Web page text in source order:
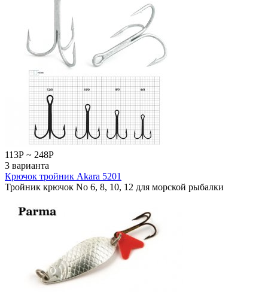
113Р ~ 248Р
3 варианта
Крючок тройник Akara 5201
Тройник крючок No 6, 8, 10, 12 для морской рыбалки